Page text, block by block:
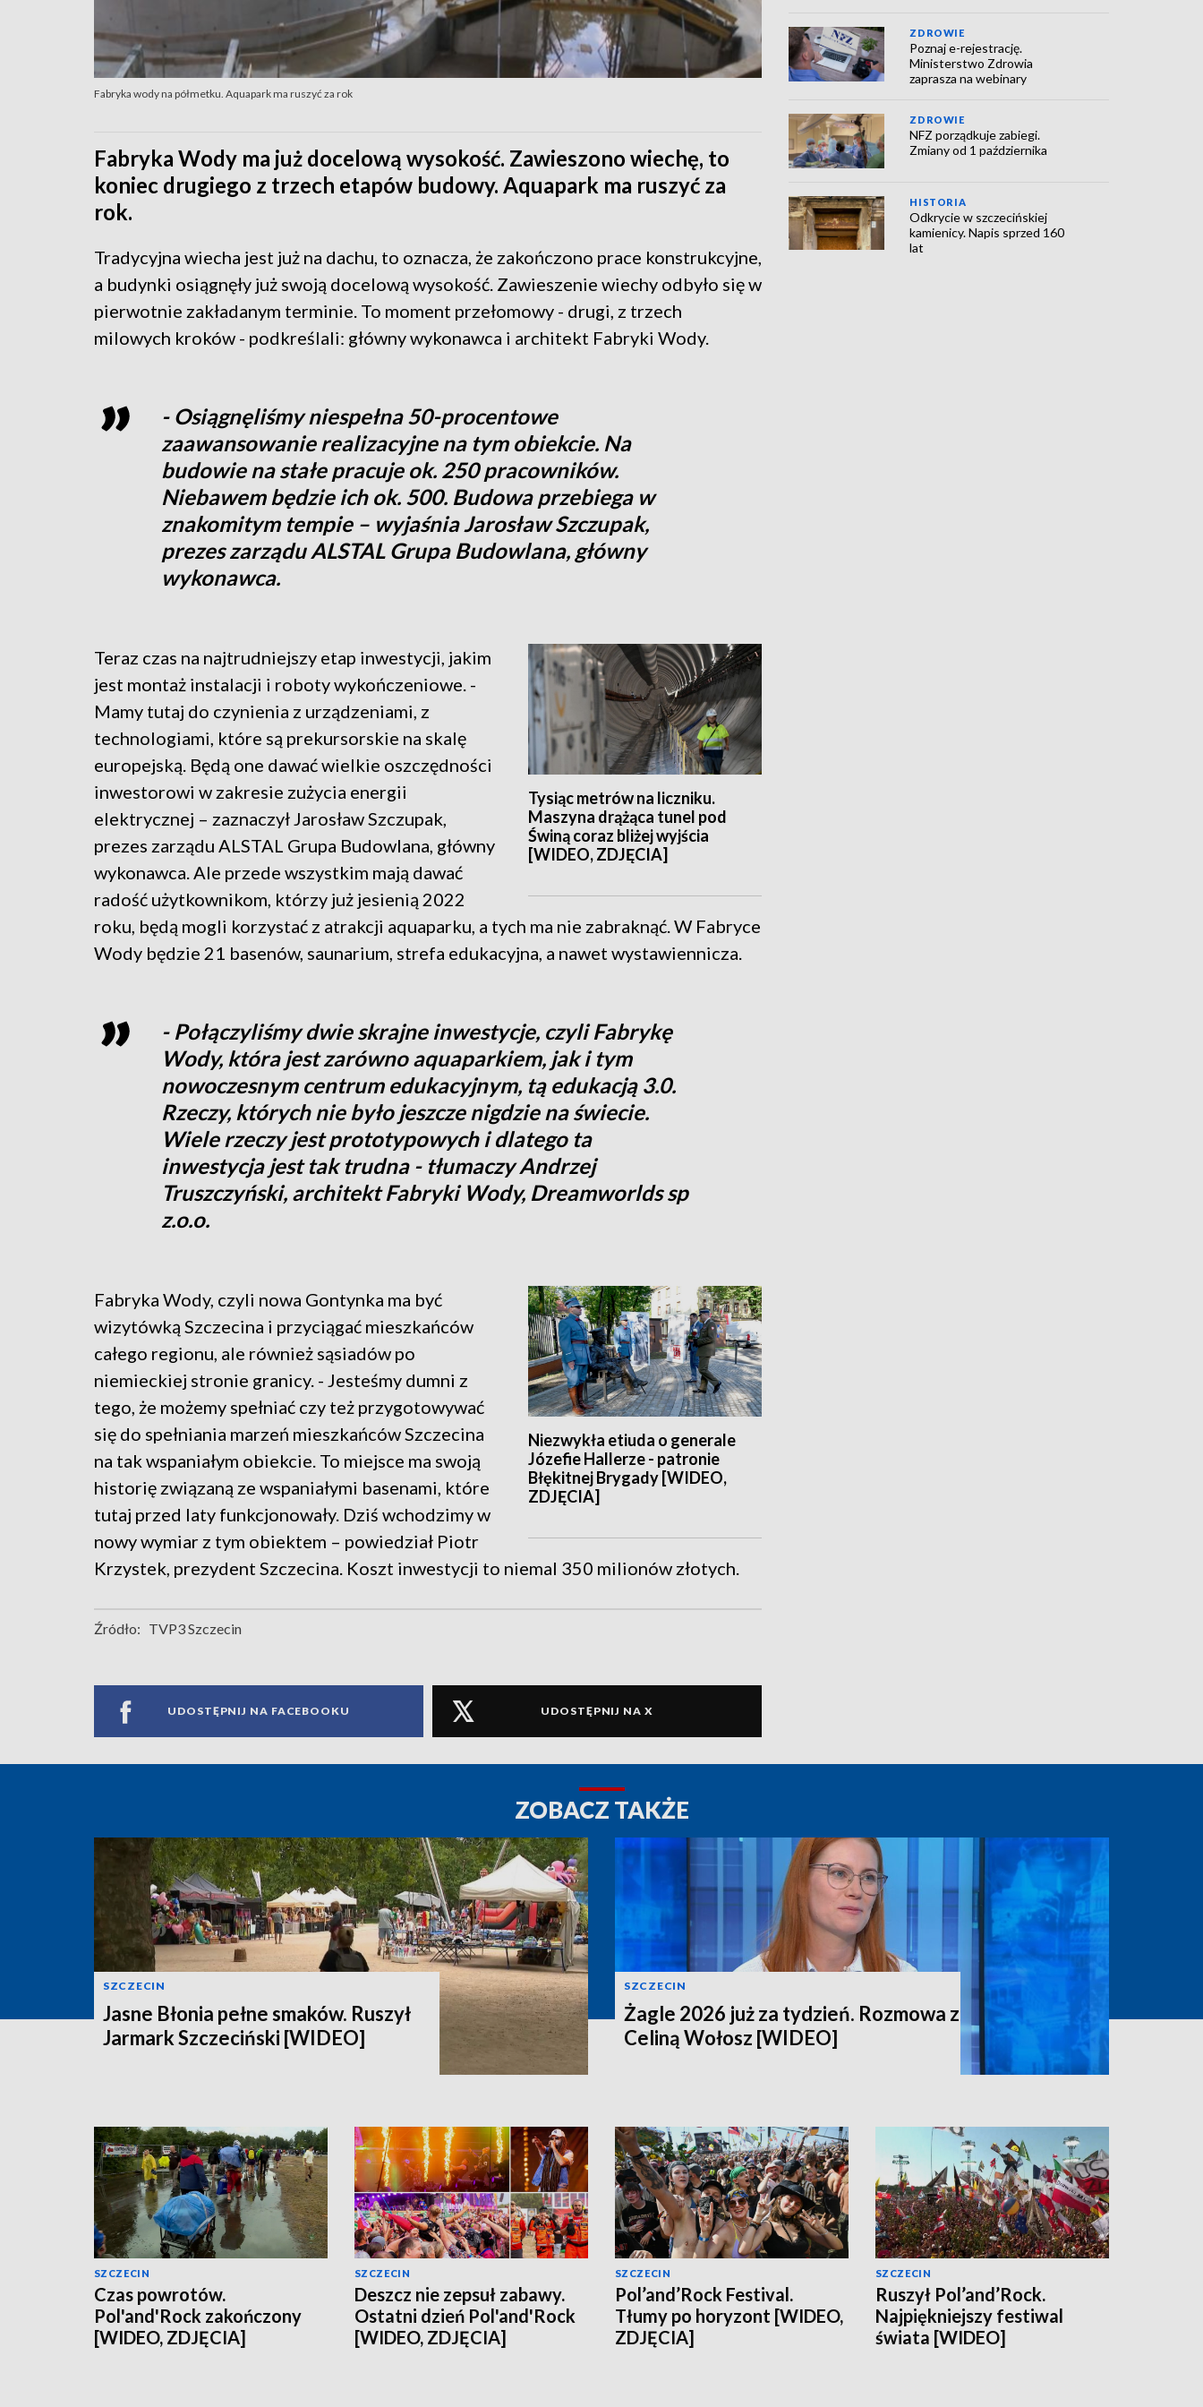
Fabryka wody na półmetku. Aquapark ma ruszyć za rok
Fabryka Wody ma już docelową wysokość. Zawieszono wiechę, to
koniec drugiego z trzech etapów budowy. Aquapark ma ruszyć za
rok.
Tradycyjna wiecha jest już na dachu, to oznacza, że zakończono prace konstrukcyjne,
a budynki osiągnęły już swoją docelową wysokość. Zawieszenie wiechy odbyło się w
pierwotnie zakładanym terminie. To moment przełomowy - drugi, z trzech
milowych kroków - podkreślali: główny wykonawca i architekt Fabryki Wody.
- Osiągnęliśmy niespełna 50-procentowe
zaawansowanie realizacyjne na tym obiekcie. Na
budowie na stałe pracuje ok. 250 pracowników.
Niebawem będzie ich ok. 500. Budowa przebiega w
znakomitym tempie – wyjaśnia Jarosław Szczupak,
prezes zarządu ALSTAL Grupa Budowlana, główny
wykonawca.
Tysiąc metrów na liczniku.
Maszyna drążąca tunel pod
Świną coraz bliżej wyjścia
[WIDEO, ZDJĘCIA]
Teraz czas na najtrudniejszy etap inwestycji, jakim
jest montaż instalacji i roboty wykończeniowe. -
Mamy tutaj do czynienia z urządzeniami, z
technologiami, które są prekursorskie na skalę
europejską. Będą one dawać wielkie oszczędności
inwestorowi w zakresie zużycia energii
elektrycznej – zaznaczył Jarosław Szczupak,
prezes zarządu ALSTAL Grupa Budowlana, główny
wykonawca. Ale przede wszystkim mają dawać
radość użytkownikom, którzy już jesienią 2022
roku, będą mogli korzystać z atrakcji aquaparku, a tych ma nie zabraknąć. W Fabryce
Wody będzie 21 basenów, saunarium, strefa edukacyjna, a nawet wystawiennicza.
- Połączyliśmy dwie skrajne inwestycje, czyli Fabrykę
Wody, która jest zarówno aquaparkiem, jak i tym
nowoczesnym centrum edukacyjnym, tą edukacją 3.0.
Rzeczy, których nie było jeszcze nigdzie na świecie.
Wiele rzeczy jest prototypowych i dlatego ta
inwestycja jest tak trudna - tłumaczy Andrzej
Truszczyński, architekt Fabryki Wody, Dreamworlds sp
z.o.o.
Niezwykła etiuda o generale
Józefie Hallerze - patronie
Błękitnej Brygady [WIDEO,
ZDJĘCIA]
Fabryka Wody, czyli nowa Gontynka ma być
wizytówką Szczecina i przyciągać mieszkańców
całego regionu, ale również sąsiadów po
niemieckiej stronie granicy. - Jesteśmy dumni z
tego, że możemy spełniać czy też przygotowywać
się do spełniania marzeń mieszkańców Szczecina
na tak wspaniałym obiekcie. To miejsce ma swoją
historię związaną ze wspaniałymi basenami, które
tutaj przed laty funkcjonowały. Dziś wchodzimy w
nowy wymiar z tym obiektem – powiedział Piotr
Krzystek, prezydent Szczecina. Koszt inwestycji to niemal 350 milionów złotych.
Źródło: TVP3 Szczecin
UDOSTĘPNIJ NA FACEBOOKU UDOSTĘPNIJ NA X
ZDROWIE
Poznaj e-rejestrację.
Ministerstwo Zdrowia
zaprasza na webinary
ZDROWIE
NFZ porządkuje zabiegi.
Zmiany od 1 października
HISTORIA
Odkrycie w szczecińskiej
kamienicy. Napis sprzed 160
lat
ZOBACZ TAKŻE
SZCZECIN
Jasne Błonia pełne smaków. Ruszył
Jarmark Szczeciński [WIDEO]
SZCZECIN
Żagle 2026 już za tydzień. Rozmowa z
Celiną Wołosz [WIDEO]
SZCZECIN
Czas powrotów.
Pol'and'Rock zakończony
[WIDEO, ZDJĘCIA]
SZCZECIN
Deszcz nie zepsuł zabawy.
Ostatni dzień Pol'and'Rock
[WIDEO, ZDJĘCIA]
SZCZECIN
Pol’and’Rock Festival.
Tłumy po horyzont [WIDEO,
ZDJĘCIA]
SZCZECIN
Ruszył Pol’and’Rock.
Najpiękniejszy festiwal
świata [WIDEO]